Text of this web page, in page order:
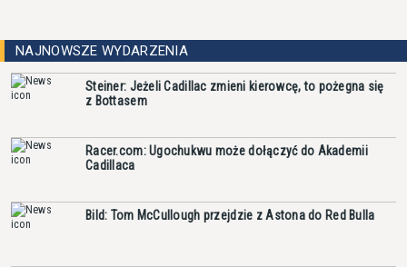
NAJNOWSZE WYDARZENIA
Steiner: Jeżeli Cadillac zmieni kierowcę, to pożegna się
z Bottasem
Racer.com: Ugochukwu może dołączyć do Akademii
Cadillaca
Bild: Tom McCullough przejdzie z Astona do Red Bulla